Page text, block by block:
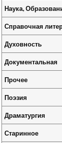
Наука,
Справочная
Духовность
Документальная
Прочее
Поэзия
Драматургия
Старинное